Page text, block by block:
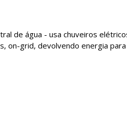
de água - usa chuveiros
on-grid, devolvendo energia